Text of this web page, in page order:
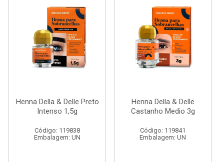
Henna Della & Delle Preto
Intenso 1,5g
Código: 119838
Embalagem: UN
Henna Della & Delle
Castanho Medio 3g
Código: 119841
Embalagem: UN